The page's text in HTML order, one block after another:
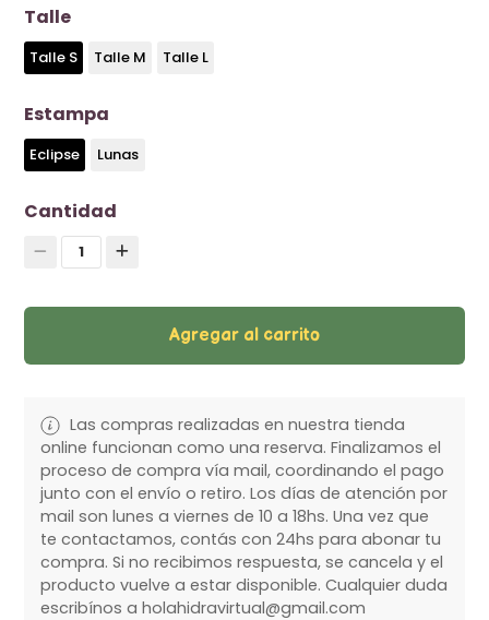
Talle
Talle S Talle M Talle L
Estampa
Eclipse Lunas
Cantidad
1
Agregar al carrito
Las compras realizadas en nuestra tienda
online funcionan como una reserva. Finalizamos el
proceso de compra vía mail, coordinando el pago
junto con el envío o retiro. Los días de atención por
mail son lunes a viernes de 10 a 18hs. Una vez que
te contactamos, contás con 24hs para abonar tu
compra. Si no recibimos respuesta, se cancela y el
producto vuelve a estar disponible. Cualquier duda
escribínos a holahidravirtual@gmail.com